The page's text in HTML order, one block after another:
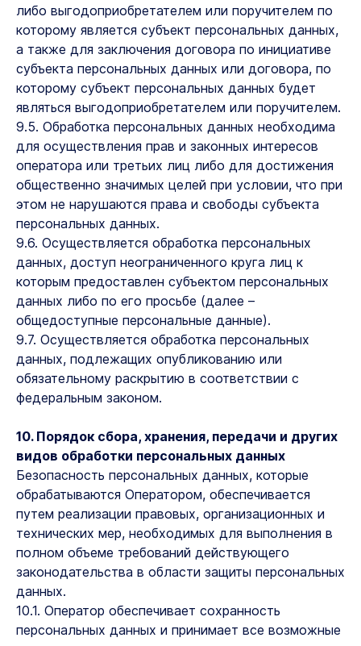
либо выгодоприобретателем или поручителем по
которому является субъект персональных данных,
а также для заключения договора по инициативе
субъекта персональных данных или договора, по
которому субъект персональных данных будет
являться выгодоприобретателем или поручителем.
9.5. Обработка персональных данных необходима
для осуществления прав и законных интересов
оператора или третьих лиц либо для достижения
общественно значимых целей при условии, что при
этом не нарушаются права и свободы субъекта
персональных данных.
9.6. Осуществляется обработка персональных
данных, доступ неограниченного круга лиц к
которым предоставлен субъектом персональных
данных либо по его просьбе (далее –
общедоступные персональные данные).
9.7. Осуществляется обработка персональных
данных, подлежащих опубликованию или
обязательному раскрытию в соответствии с
федеральным законом.
10. Порядок сбора, хранения, передачи и других
видов обработки персональных данных
Безопасность персональных данных, которые
обрабатываются Оператором, обеспечивается
путем реализации правовых, организационных и
технических мер, необходимых для выполнения в
полном объеме требований действующего
законодательства в области защиты персональных
данных.
10.1. Оператор обеспечивает сохранность
персональных данных и принимает все возможные